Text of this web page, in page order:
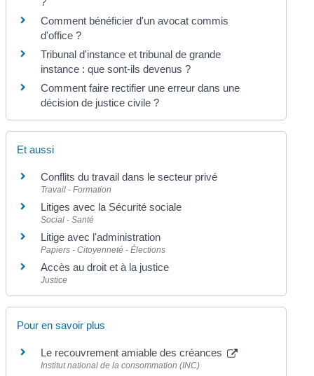
Comment bénéficier d'un avocat commis
d'office ?
Tribunal d'instance et tribunal de grande
instance : que sont-ils devenus ?
Comment faire rectifier une erreur dans une
décision de justice civile ?
Et aussi
Conflits du travail dans le secteur privé
Travail - Formation
Litiges avec la Sécurité sociale
Social - Santé
Litige avec l'administration
Papiers - Citoyenneté - Élections
Accès au droit et à la justice
Justice
Pour en savoir plus
Le recouvrement amiable des créances
Institut national de la consommation (INC)